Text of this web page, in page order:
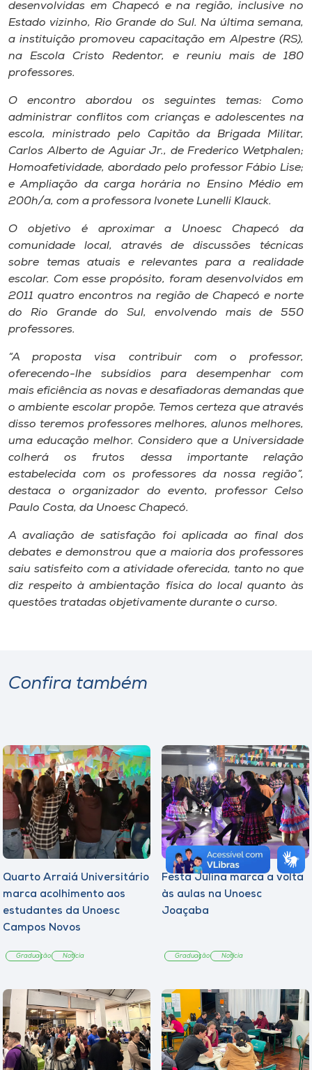
Biblioteca
Editora
Rádio
Museu
Unoesc
Store
Selecione
o idioma
A-
desenvolvidas em Chapecó e na região, inclusive no
Estado vizinho, Rio Grande do Sul. Na última semana,
a instituição promoveu capacitação em Alpestre (RS),
na Escola Cristo Redentor, e reuniu mais de 180
professores.
O encontro abordou os seguintes temas: Como
administrar conflitos com crianças e adolescentes na
escola, ministrado pelo Capitão da Brigada Militar,
Carlos Alberto de Aguiar Jr., de Frederico Wetphalen;
Homoafetividade, abordado pelo professor Fábio Lise;
e Ampliação da carga horária no Ensino Médio em
200h/a, com a professora Ivonete Lunelli Klauck.
O objetivo é aproximar a Unoesc Chapecó da
comunidade local, através de discussões técnicas
sobre temas atuais e relevantes para a realidade
escolar. Com esse propósito, foram desenvolvidos em
2011 quatro encontros na região de Chapecó e norte
do Rio Grande do Sul, envolvendo mais de 550
professores.
“A proposta visa contribuir com o professor,
oferecendo-lhe subsídios para desempenhar com
mais eficiência as novas e desafiadoras demandas que
o ambiente escolar propõe. Temos certeza que através
disso teremos professores melhores, alunos melhores,
uma educação melhor. Considero que a Universidade
colherá os frutos dessa importante relação
estabelecida com os professores da nossa região”,
destaca o organizador do evento, professor Celso
Paulo Costa, da Unoesc Chapecó.
A avaliação de satisfação foi aplicada ao final dos
debates e demonstrou que a maioria dos professores
saiu satisfeito com a atividade oferecida, tanto no que
diz respeito à ambientação física do local quanto às
questões tratadas objetivamente durante o curso.
Confira também
Quarto Arraiá Universitário
marca acolhimento aos
estudantes da Unoesc
Campos Novos
Graduação Notícia
Festa Julina marca a volta
às aulas na Unoesc
Joaçaba
Graduação Notícia